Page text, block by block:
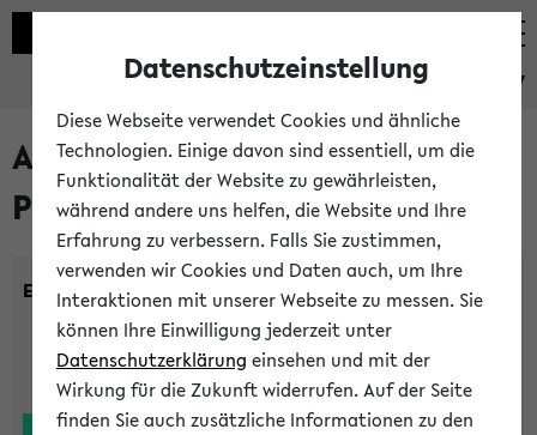
eKVV
Alle noch stattfindenden
Prüfungen
Einrichtung:
Datenschutzeinstellung
Diese Webseite verwendet Cookies und ähnliche
Technologien. Einige davon sind essentiell, um die
Funktionalität der Website zu gewährleisten,
während andere uns helfen, die Website und Ihre
Erfahrung zu verbessern. Falls Sie zustimmen,
verwenden wir Cookies und Daten auch, um Ihre
Interaktionen mit unserer Webseite zu messen. Sie
können Ihre Einwilligung jederzeit unter
Datenschutzerklärung einsehen und mit der
Wirkung für die Zukunft widerrufen. Auf der Seite
finden Sie auch zusätzliche Informationen zu den